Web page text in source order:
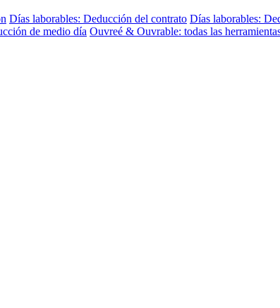
Días laborables: Deducción del contrato Días laborables:
de medio día Ouvreé & Ouvrable: todas las